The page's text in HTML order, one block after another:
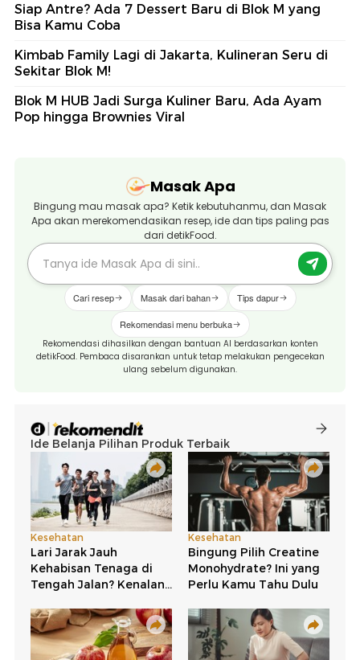
Siap Antre? Ada 7 Dessert Baru di Blok M yang
Bisa Kamu Coba
Kimbab Family Lagi di Jakarta, Kulineran Seru di
Sekitar Blok M!
Blok M HUB Jadi Surga Kuliner Baru, Ada Ayam
Pop hingga Brownies Viral
Masak Apa
Bingung mau masak apa? Ketik kebutuhanmu, dan Masak
Apa akan merekomendasikan resep, ide dan tips paling pas
dari detikFood.
Cari resep Masak dari bahan Tips dapur
Rekomendasi menu berbuka
Rekomendasi dihasilkan dengan bantuan AI berdasarkan konten
detikFood. Pembaca disarankan untuk tetap melakukan pengecekan
ulang sebelum digunakan.